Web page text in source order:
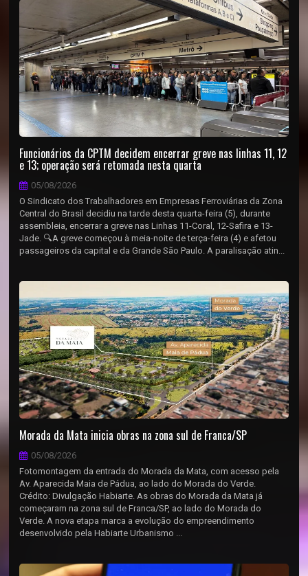
Funcionários da CPTM decidem encerrar greve nas linhas 11, 12
e 13; operação será retomada nesta quarta
05/08/2026
O Sindicato dos Trabalhadores em Empresas Ferroviárias da Zona
Central do Brasil decidiu na tarde desta quarta-feira (5), durante
assembleia, encerrar a greve nas Linhas 11-Coral, 12-Safira e 13-
Jade. 🔍A greve começou à meia-noite de terça-feira (4) e afetou
passageiros da capital e da Grande São Paulo. A paralisação atin...
Morada da Mata inicia obras na zona sul de Franca/SP
05/08/2026
Fotomontagem da entrada do Morada da Mata, com acesso pela
Av. Aparecida Maia de Pádua, ao lado do Morada do Verde.
Crédito: Divulgação Habiarte. As obras do Morada da Mata já
começaram na zona sul de Franca/SP, ao lado do Morada do
Verde. A nova etapa marca a evolução do empreendimento
desenvolvido pela Habiarte Urbanismo ...